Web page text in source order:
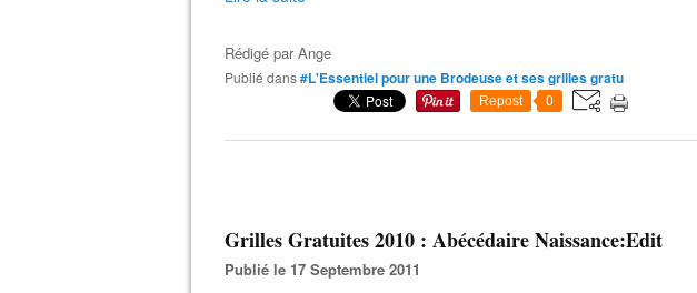
Rédigé parAnge
Publié dans#L'Essentiel pour une Brodeuse et ses grilles gratu
Repost 0
Grilles Gratuites 2010 : Abécédaire Naissance:Edit
Publié le 17 Septembre 2011